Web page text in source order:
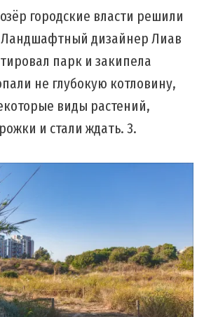
городские власти решили
Ландшафтный дизайнер Лиав
парк и закипела
не глубокую котловину,
виды растений,
и стали ждать. 3.